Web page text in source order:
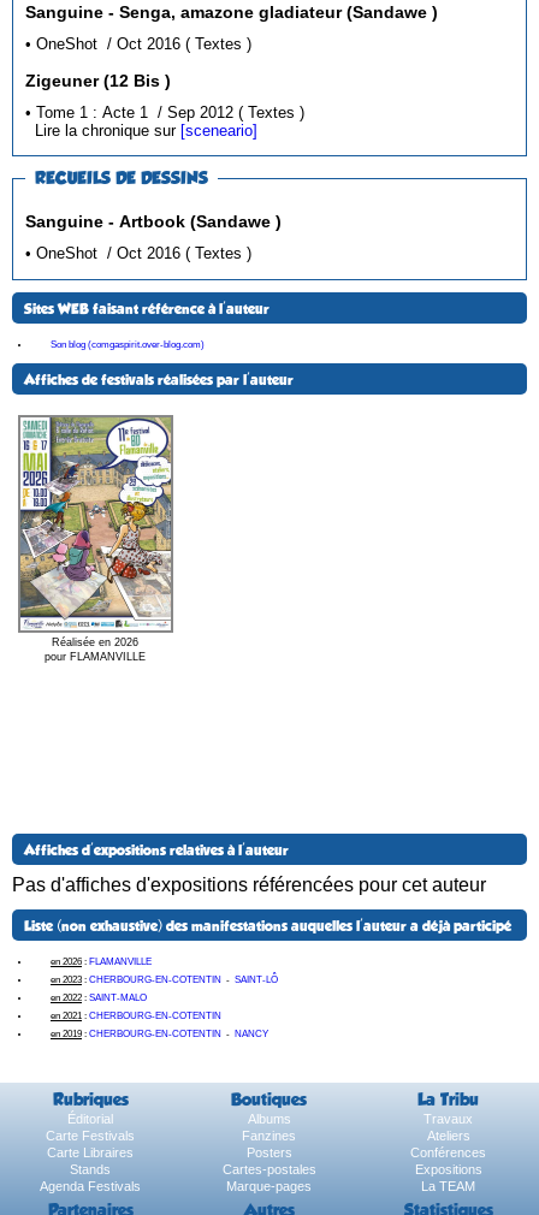
Sanguine - Senga, amazone gladiateur (Sandawe )
• OneShot / Oct 2016 ( Textes )
Zigeuner (12 Bis )
• Tome 1 : Acte 1 / Sep 2012 ( Textes )
Lire la chronique sur [sceneario]
RECUEILS DE DESSINS
Sanguine - Artbook (Sandawe )
• OneShot / Oct 2016 ( Textes )
Sites WEB faisant référence à l'auteur
Son blog (comgaspirit.over-blog.com)
Affiches de festivals réalisées par l'auteur
Réalisée en 2026
pour FLAMANVILLE
Affiches d'expositions relatives à l'auteur
Pas d'affiches d'expositions référencées pour cet auteur
Liste (non exhaustive) des manifestations auquelles l'auteur a déjà participé
en 2026 : FLAMANVILLE
en 2023 : CHERBOURG-EN-COTENTIN - SAINT-LÔ
en 2022 : SAINT-MALO
en 2021 : CHERBOURG-EN-COTENTIN
en 2019 : CHERBOURG-EN-COTENTIN - NANCY
Rubriques Boutiques La Tribu
Éditorial Albums
Travaux
Carte Festivals
Fanzines
Ateliers
Carte Libraires
Posters
Conférences
Stands
Cartes-postales
Expositions
Agenda Festivals
Marque-pages La TEAM
Partenaires Autres Statistiques